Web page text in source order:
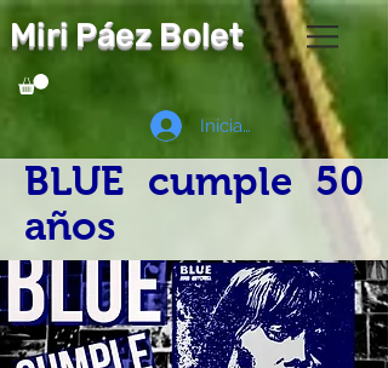
Miri Páez Bolet
Iniciar sesión
BLUE cumple 50
años